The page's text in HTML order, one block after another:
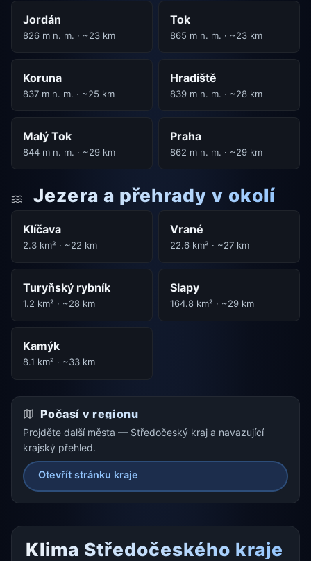
Jordán
826 m n. m. · ~23 km
Tok
865 m n. m. · ~23 km
Koruna
837 m n. m. · ~25 km
Hradiště
839 m n. m. · ~28 km
Malý Tok
844 m n. m. · ~29 km
Praha
862 m n. m. · ~29 km
Jezera a přehrady v okolí
Klíčava
2.3 km² · ~22 km
Vrané
22.6 km² · ~27 km
Turyňský rybník
1.2 km² · ~28 km
Slapy
164.8 km² · ~29 km
Kamýk
8.1 km² · ~33 km
Počasí v regionu
Projděte další města — Středočeský kraj a navazující
krajský přehled.
Otevřít stránku kraje
Klima Středočeského kraje